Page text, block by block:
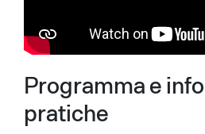
Programma e
pratiche